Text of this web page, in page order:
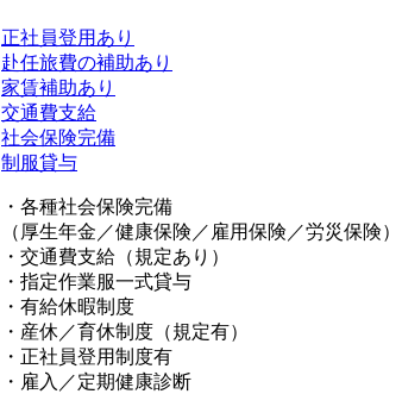
正社員登用あり
赴任旅費の補助あり
家賃補助あり
交通費支給
社会保険完備
制服貸与
・各種社会保険完備
（厚生年金／健康保険／雇用保険／労災保険）
・交通費支給（規定あり）
・指定作業服一式貸与
・有給休暇制度
・産休／育休制度（規定有）
・正社員登用制度有
・雇入／定期健康診断